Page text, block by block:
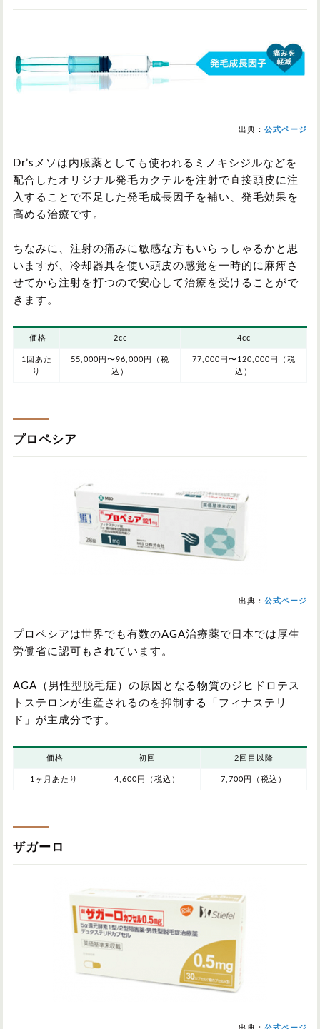
出典： 公式ページ
Dr’sメソは内服薬としても使われるミノキシジルなどを
配合したオリジナル発毛カクテルを注射で直接頭皮に注
入することで不足した発毛成長因子を補い、発毛効果を
高める治療です。
ちなみに、注射の痛みに敏感な方もいらっしゃるかと思
いますが、冷却器具を使い頭皮の感覚を一時的に麻痺さ
せてから注射を打つので安心して治療を受けることがで
きます。
価格 2cc 4cc
1回あた
り
55,000円〜96,000円（税
込）
77,000円〜120,000円（税
込）
プロペシア
出典： 公式ページ
プロペシアは世界でも有数のAGA治療薬で日本では厚生
労働省に認可もされています。
AGA（男性型脱毛症）の原因となる物質のジヒドロテス
トステロンが生産されるのを抑制する「フィナステリ
ド」が主成分です。
価格 初回 2回目以降
1ヶ月あたり 4,600円（税込） 7,700円（税込）
ザガーロ